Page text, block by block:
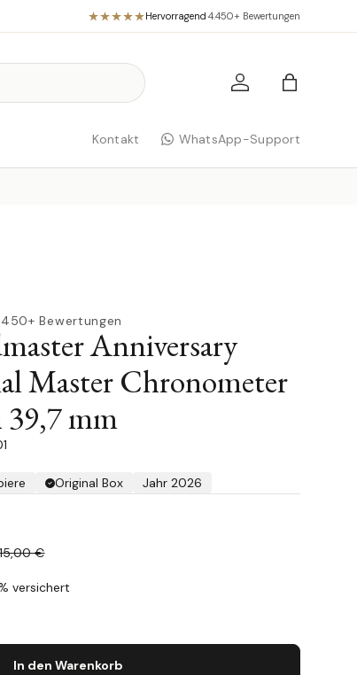
Hervorragend·4.450+ Bewertungen
Einloggen
Kontakt WhatsApp-Support
Bewertungen
Anniversary
Master Chronometer
mm
Original Box Jahr 2026
€
versichert
In den Warenkorb